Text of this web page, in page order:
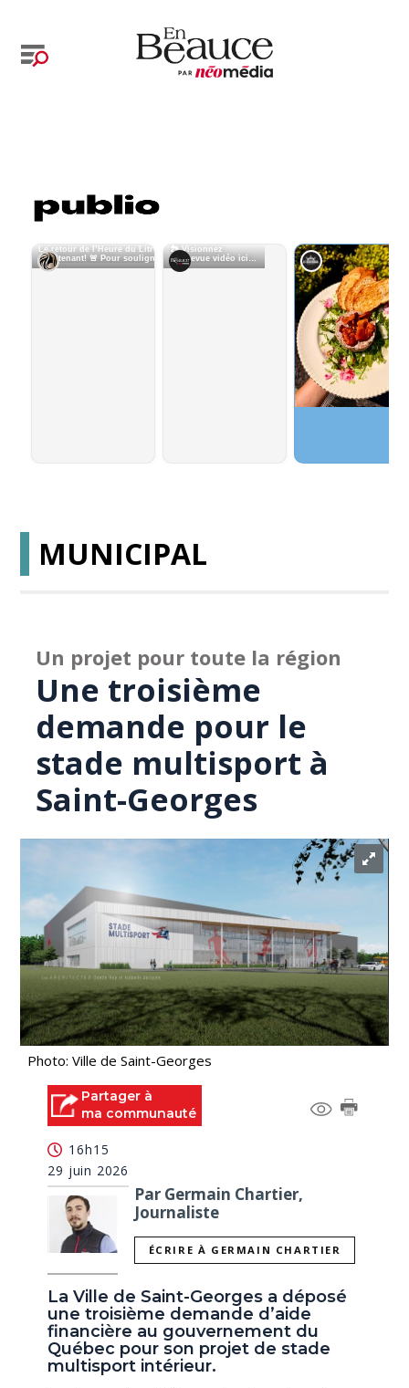
MUNICIPAL
Un projet pour toute la région
Une troisième
demande pour le
stade multisport à
Saint-Georges
Photo: Ville de Saint-Georges
Partager à
ma communauté
16h15
29 juin 2026
Par Germain Chartier,
Journaliste
ÉCRIRE À GERMAIN CHARTIER
La Ville de Saint-Georges a déposé
une troisième demande d’aide
financière au gouvernement du
Québec pour son projet de stade
multisport intérieur.